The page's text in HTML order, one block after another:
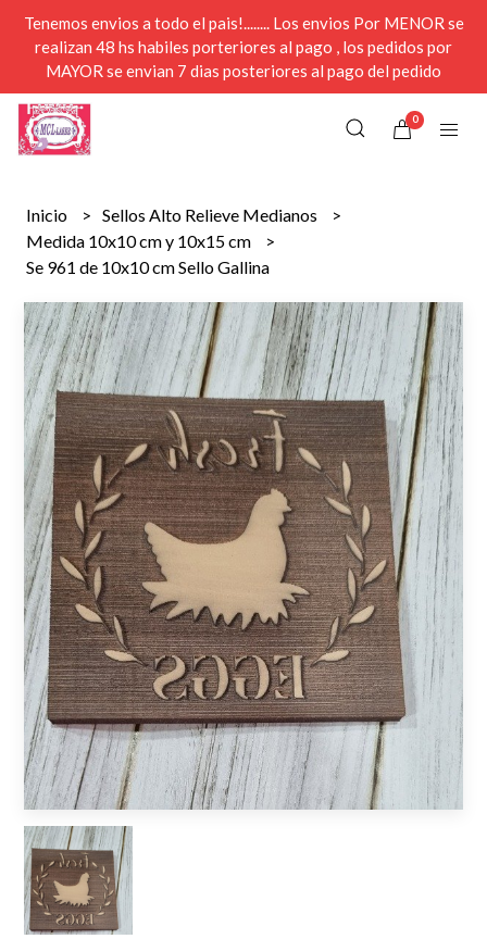
Tenemos envios a todo el pais!........ Los envios Por MENOR se
realizan 48 hs habiles porteriores al pago , los pedidos por
MAYOR se envian 7 dias posteriores al pago del pedido
0
Inicio
Sellos Alto Relieve Medianos
Medida 10x10 cm y 10x15 cm
Se 961 de 10x10 cm Sello Gallina